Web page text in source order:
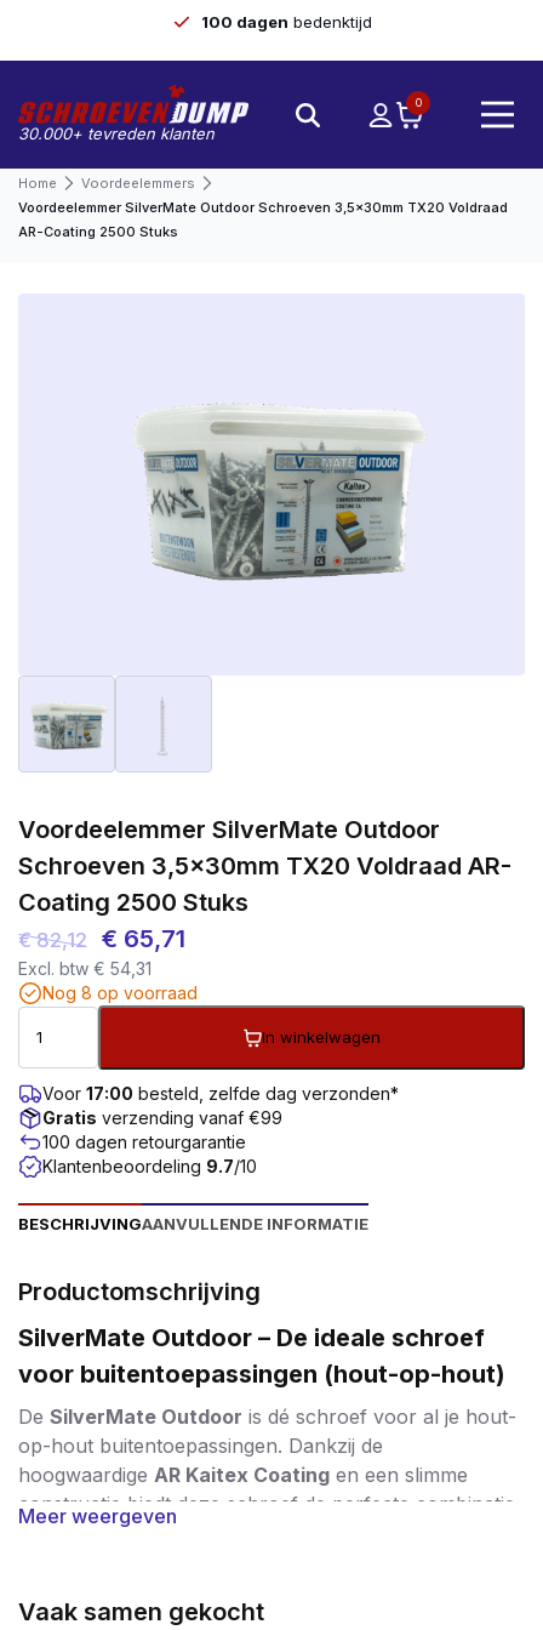
100 dagen bedenktijd
30.000+ tevreden klanten
0
Home
Voordeelemmers
Voordeelemmer SilverMate Outdoor Schroeven 3,5x30mm TX20 Voldraad
AR-Coating 2500 Stuks
Voordeelemmer SilverMate Outdoor
Schroeven 3,5x30mm TX20 Voldraad AR-
Coating 2500 Stuks
€82,12 Oorspronkelijke
prijs
was:
€ 65,71
is:
€ 65,71.
Excl. btw € 54,31
Nog 8 op voorraad
In winkelwagen
Voor 17:00 besteld, zelfde dag verzonden*
Gratis verzending vanaf €99
100 dagen retourgarantie
Klantenbeoordeling 9.7/10
BESCHRIJVINGAANVULLENDE INFORMATIE
Productomschrijving
SilverMate Outdoor – De ideale schroef
voor buitentoepassingen (hout-op-hout)
De SilverMate Outdoor is dé schroef voor al je hout-
op-hout buitentoepassingen. Dankzij de
hoogwaardige AR Kaitex Coating en een slimme
constructie biedt deze schroef de perfecte combinatie
duurzaamheid, kracht en verwerkersgemak
De specialeAR Kaitex Coating
Meer weergeven
Vaak samen gekocht